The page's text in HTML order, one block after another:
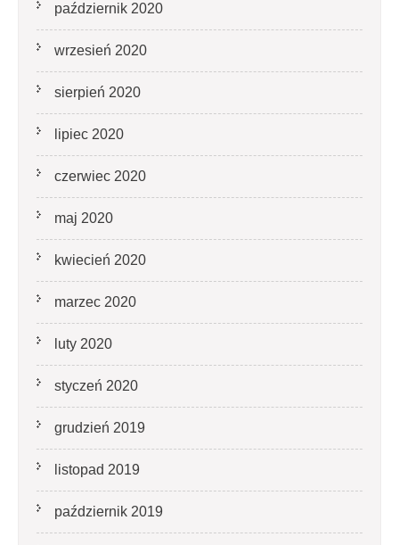
październik 2020
wrzesień 2020
sierpień 2020
lipiec 2020
czerwiec 2020
maj 2020
kwiecień 2020
marzec 2020
luty 2020
styczeń 2020
grudzień 2019
listopad 2019
październik 2019